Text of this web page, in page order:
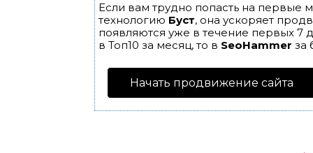
Если вам трудно попасть на первые
технологию Буст, она ускоряет
появляются уже в течение первых 7
в Топ10 за месяц, то в SeoHammer за
Начать продвижение сайта